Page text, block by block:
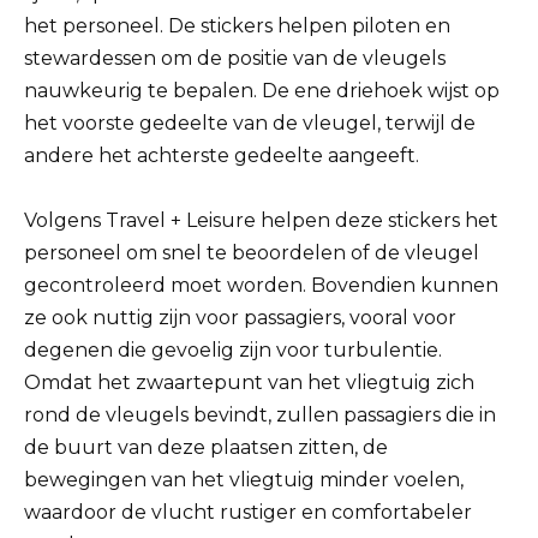
het personeel. De stickers helpen piloten en
stewardessen om de positie van de vleugels
nauwkeurig te bepalen. De ene driehoek wijst op
het voorste gedeelte van de vleugel, terwijl de
andere het achterste gedeelte aangeeft.
Volgens Travel + Leisure helpen deze stickers het
personeel om snel te beoordelen of de vleugel
gecontroleerd moet worden. Bovendien kunnen
ze ook nuttig zijn voor passagiers, vooral voor
degenen die gevoelig zijn voor turbulentie.
Omdat het zwaartepunt van het vliegtuig zich
rond de vleugels bevindt, zullen passagiers die in
de buurt van deze plaatsen zitten, de
bewegingen van het vliegtuig minder voelen,
waardoor de vlucht rustiger en comfortabeler